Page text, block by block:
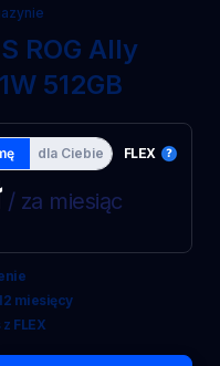
ROG Ally
512GB
dla Ciebie FLEX
/ za miesiąc
miesięcy
z FLEX